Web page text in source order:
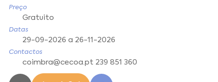
Preço
Gratuito
Datas
29-09-2026 a 26-11-2026
Contactos
coimbra@cecoa.pt 239 851 360